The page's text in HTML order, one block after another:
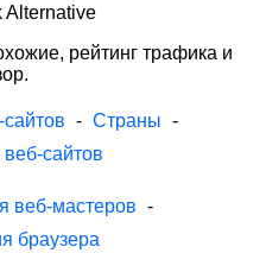
Alternative
рейтинг трафика и
сайтов - Страны -
сайтов
веб-мастеров -
браузера